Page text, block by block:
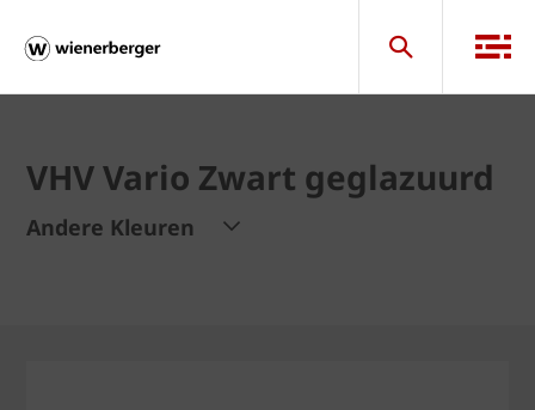
VHV Vario Zwart geglazuurd
Andere Kleuren